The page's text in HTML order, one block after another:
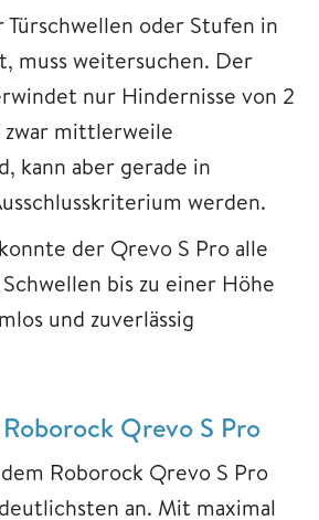
Türschwellen oder Stufen in
muss weitersuchen. Der
nur Hindernisse von 2
zwar mittlerweile
kann aber gerade in
werden.
der Qrevo S Pro alle
bis zu einer Höhe
und zuverlässig
Qrevo S Pro
Roborock Qrevo S Pro
an. Mit maximal